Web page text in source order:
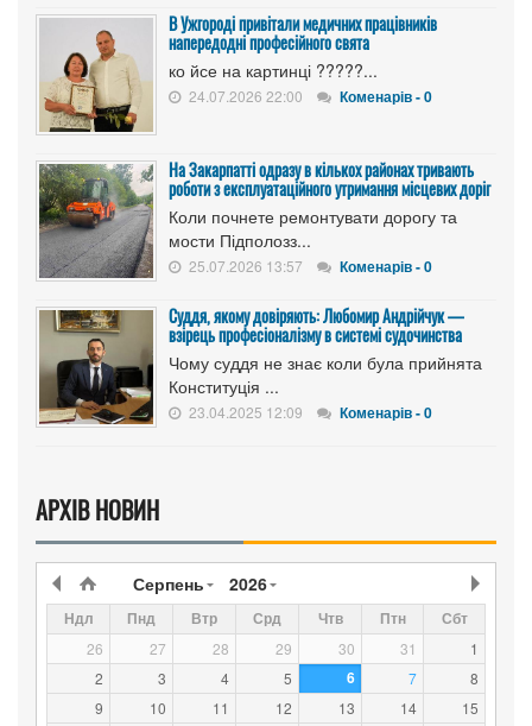
В Ужгороді привітали медичних працівників
напередодні професійного свята
ко йсе на картинці ?????...
24.07.2026 22:00 Коменарів - 0
На Закарпатті одразу в кількох районах тривають
роботи з експлуатаційного утримання місцевих доріг
Коли почнете ремонтувати дорогу та
мости Підполозз...
25.07.2026 13:57 Коменарів - 0
Суддя, якому довіряють: Любомир Андрійчук —
взірець професіоналізму в системі судочинства
Чому суддя не знає коли була прийнята
Конституція ...
23.04.2025 12:09 Коменарів - 0
АРХІВ НОВИН
Серпень 2026
Ндл Пнд Втр Срд Чтв Птн Сбт
26 27 28 29 30 31
1
2
3 4 5 6 7
8
9
10 11 12 13 14
15